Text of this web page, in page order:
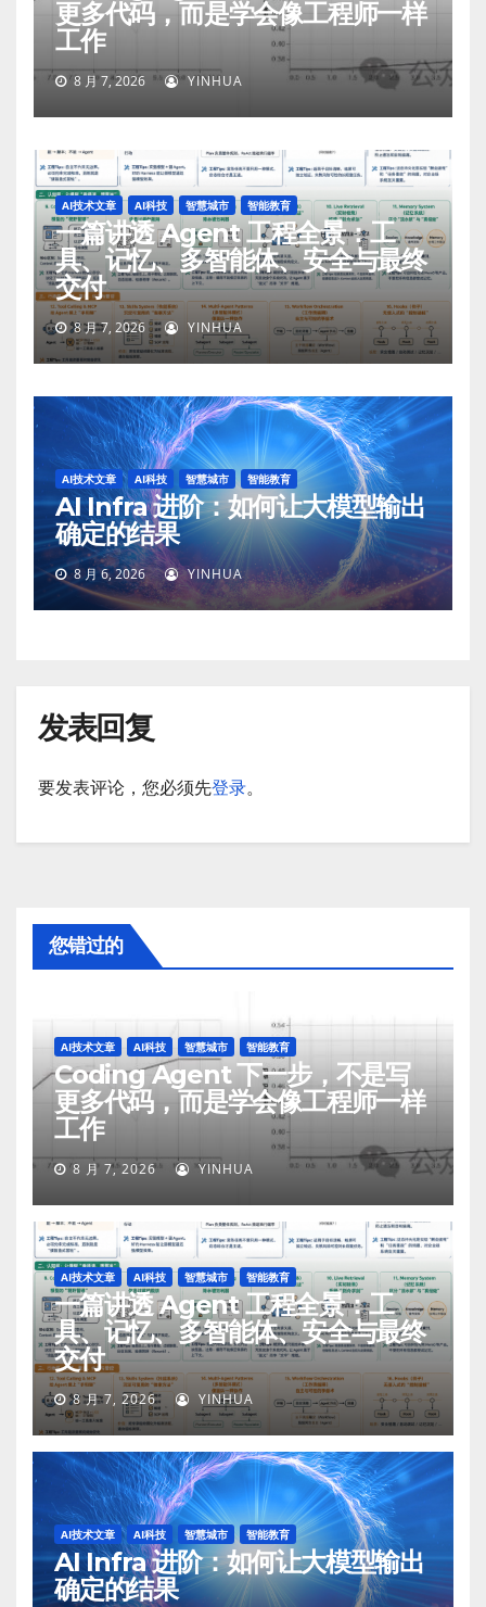
更多代码，而是学会像工程师一样
工作
8 月 7, 2026 YINHUA
AI技术文章 AI科技 智慧城市 智能教育
一篇讲透 Agent 工程全景：工
具、记忆、多智能体、安全与最终
交付
8 月 7, 2026 YINHUA
AI技术文章 AI科技 智慧城市 智能教育
AI Infra 进阶：如何让大模型输出
确定的结果
8 月 6, 2026 YINHUA
发表回复
要发表评论，您必须先登录。
您错过的
AI技术文章 AI科技 智慧城市 智能教育
Coding Agent 下一步，不是写
更多代码，而是学会像工程师一样
工作
8 月 7, 2026 YINHUA
AI技术文章 AI科技 智慧城市 智能教育
一篇讲透 Agent 工程全景：工
具、记忆、多智能体、安全与最终
交付
8 月 7, 2026 YINHUA
AI技术文章 AI科技 智慧城市 智能教育
AI Infra 进阶：如何让大模型输出
确定的结果